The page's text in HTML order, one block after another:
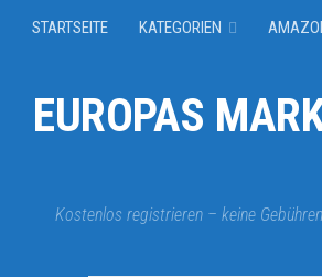
STARTSEITE KATEGORIEN
EUROPAS
Kostenlos registrieren – keine